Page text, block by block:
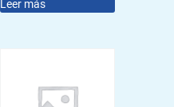
Leer más